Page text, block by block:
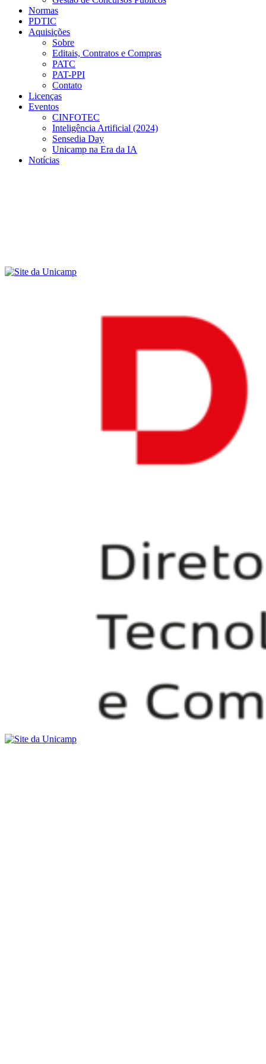
Normas
PDTIC
Aquisições
Sobre
Editais, Contratos e Compras
PATC
PAT-PPI
Contato
Licenças
Eventos
CINFOTEC
Inteligência Artificial (2024)
Sensedia Day
Unicamp na Era da IA
Notícias